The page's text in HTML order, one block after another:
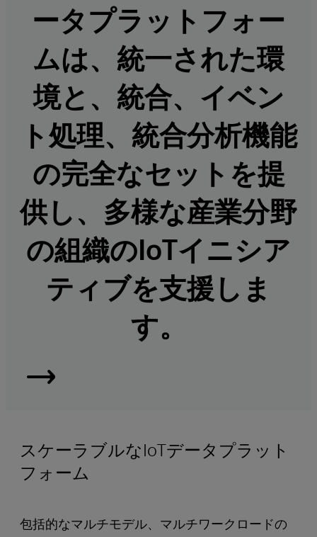
ータプラットフォー
ムは、統一された環
境と、統合、イベン
ト処理、統合分析機能
の完全なセットを提
供し、多様な産業分野
の組織のIoTイニシア
ティブを支援しま
す。
InterSystems
スケーラブルなIoTデータプラット
フォーム
包括的なマルチモデル、マルチワークロードの